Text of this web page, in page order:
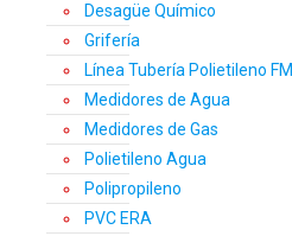
Desagüe Químico
Grifería
Línea Tubería Polietileno FM
Medidores de Agua
Medidores de Gas
Polietileno Agua
Polipropileno
PVC ERA